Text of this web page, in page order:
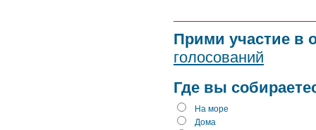
Прими участие в
голосований
Где вы
На море
Дома